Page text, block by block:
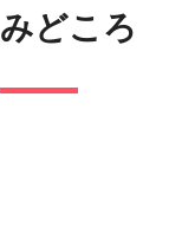
みどころ